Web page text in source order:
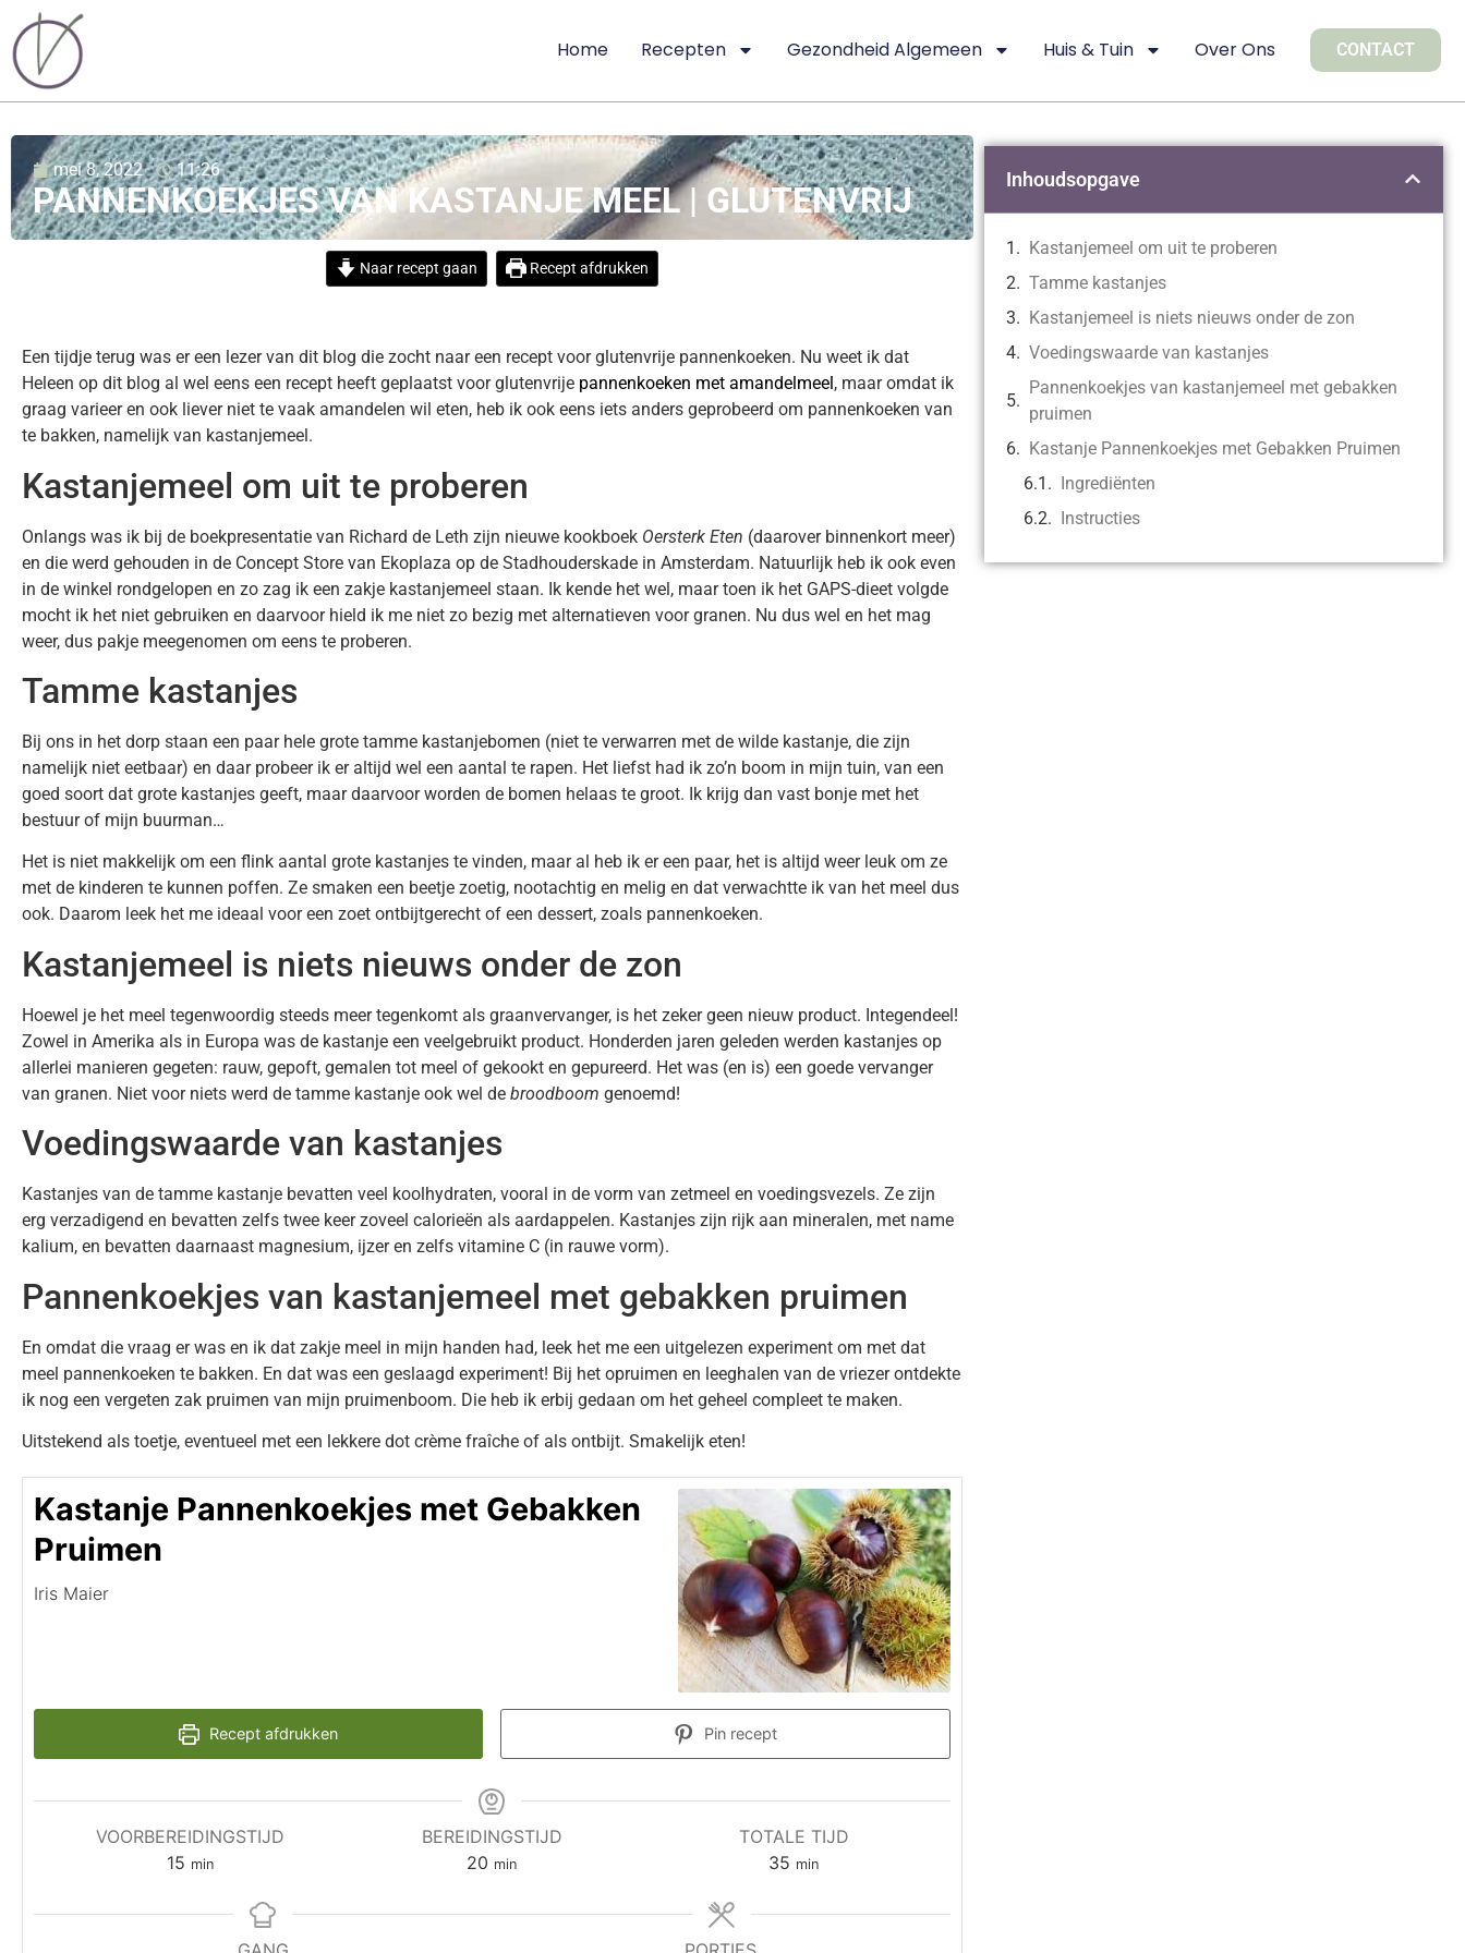
Home Recepten Gezondheid Algemeen Huis & Tuin Over Ons CONTACT
mei 8, 2022 11:26
PANNENKOEKJES VAN KASTANJE MEEL | GLUTENVRIJ
Naar recept gaan Recept afdrukken
Een tijdje terug was er een lezer van dit blog die zocht naar een recept voor glutenvrije pannenkoeken. Nu weet ik dat
Heleen op dit blog al wel eens een recept heeft geplaatst voor glutenvrije pannenkoeken met amandelmeel , maar omdat ik
graag varieer en ook liever niet te vaak amandelen wil eten, heb ik ook eens iets anders geprobeerd om pannenkoeken van
te bakken, namelijk van kastanjemeel.
Kastanjemeel om uit te proberen
Onlangs was ik bij de boekpresentatie van Richard de Leth zijn nieuwe kookboek Oersterk Eten (daarover binnenkort meer)
en die werd gehouden in de Concept Store van Ekoplaza op de Stadhouderskade in Amsterdam. Natuurlijk heb ik ook even
in de winkel rondgelopen en zo zag ik een zakje kastanjemeel staan. Ik kende het wel, maar toen ik het GAPS-dieet volgde
mocht ik het niet gebruiken en daarvoor hield ik me niet zo bezig met alternatieven voor granen. Nu dus wel en het mag
weer, dus pakje meegenomen om eens te proberen.
Tamme kastanjes
Bij ons in het dorp staan een paar hele grote tamme kastanjebomen (niet te verwarren met de wilde kastanje, die zijn
namelijk niet eetbaar) en daar probeer ik er altijd wel een aantal te rapen. Het liefst had ik zo’n boom in mijn tuin, van een
goed soort dat grote kastanjes geeft, maar daarvoor worden de bomen helaas te groot. Ik krijg dan vast bonje met het
bestuur of mijn buurman…
Het is niet makkelijk om een flink aantal grote kastanjes te vinden, maar al heb ik er een paar, het is altijd weer leuk om ze
met de kinderen te kunnen poffen. Ze smaken een beetje zoetig, nootachtig en melig en dat verwachtte ik van het meel dus
ook. Daarom leek het me ideaal voor een zoet ontbijtgerecht of een dessert, zoals pannenkoeken.
Kastanjemeel is niets nieuws onder de zon
Hoewel je het meel tegenwoordig steeds meer tegenkomt als graanvervanger, is het zeker geen nieuw product. Integendeel!
Zowel in Amerika als in Europa was de kastanje een veelgebruikt product. Honderden jaren geleden werden kastanjes op
allerlei manieren gegeten: rauw, gepoft, gemalen tot meel of gekookt en gepureerd. Het was (en is) een goede vervanger
van granen. Niet voor niets werd de tamme kastanje ook wel de broodboom genoemd!
Voedingswaarde van kastanjes
Kastanjes van de tamme kastanje bevatten veel koolhydraten, vooral in de vorm van zetmeel en voedingsvezels. Ze zijn
erg verzadigend en bevatten zelfs twee keer zoveel calorieën als aardappelen. Kastanjes zijn rijk aan mineralen, met name
kalium, en bevatten daarnaast magnesium, ijzer en zelfs vitamine C (in rauwe vorm).
Pannenkoekjes van kastanjemeel met gebakken pruimen
En omdat die vraag er was en ik dat zakje meel in mijn handen had, leek het me een uitgelezen experiment om met dat
meel pannenkoeken te bakken. En dat was een geslaagd experiment! Bij het opruimen en leeghalen van de vriezer ontdekte
ik nog een vergeten zak pruimen van mijn pruimenboom. Die heb ik erbij gedaan om het geheel compleet te maken.
Uitstekend als toetje, eventueel met een lekkere dot crème fraîche of als ontbijt. Smakelijk eten!
Kastanje Pannenkoekjes met Gebakken
Pruimen
Iris Maier
Recept afdrukken Pin recept
VOORBEREIDINGSTIJD
15 min
BEREIDINGSTIJD
20 min
TOTALE TIJD
35 min
Inhoudsopgave
Kastanjemeel om uit te proberen
Tamme kastanjes
Kastanjemeel is niets nieuws onder de zon
Voedingswaarde van kastanjes
Pannenkoekjes van kastanjemeel met gebakken
pruimen
Kastanje Pannenkoekjes met Gebakken Pruimen
Ingrediënten
Instructies